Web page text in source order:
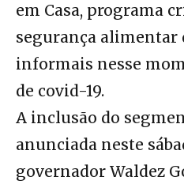
em Casa, programa
segurança alimentar
informais nesse
de covid-19.
A inclusão do
anunciada neste
governador Waldez